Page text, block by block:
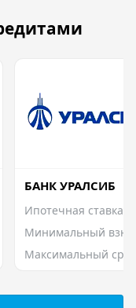
БАНК УРАЛСИБ
Ипотечная ставка
Минимальный
Максимальный срок